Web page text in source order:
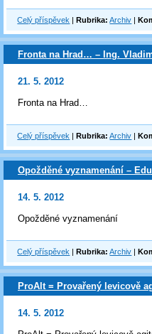
Celý příspěvek |Rubrika: Archiv |
Fronta na Hrad… – Ing.
21. 5. 2012
Fronta na Hrad…
Celý příspěvek |Rubrika: Archiv |
Opožděné vyznamenání –
14. 5. 2012
Opožděné vyznamenání
Celý příspěvek |Rubrika: Archiv |
ProAlt = Provařený levicově
14. 5. 2012